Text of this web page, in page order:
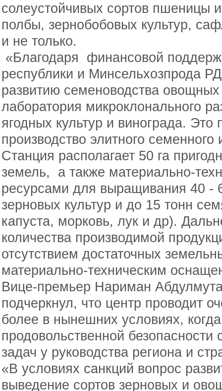
солеустойчивых сортов пшеницы
полбы, зернобобовых культур,
и не только.
«Благодаря финансовой
республики и Минсельхозпрода
развитию семеноводства овощных
лаборатория микроклонального
ягодных культур и винограда. Это
производство элитного
Станция располагает 50 га
земель, а также материально-
ресурсами для выращивания 40 -
зерновых культур и до 15 тонн
капуста, морковь, лук и др).
количества производимой
отсутствием достаточных
материально-техническим
Вице-премьер Нариман
подчеркнул, что центр проводит
более в нынешних условиях,
продовольственной безопасности
задач у руководства региона и
«В условиях санкций вопрос
выведение сортов зерновых и